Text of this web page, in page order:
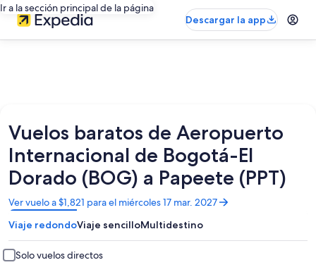
Ir a la sección principal de la página
Descargar la app
Vuelos baratos de Aeropuerto
Internacional de Bogotá-El
Dorado (BOG) a Papeete (PPT)
Ver vuelo a $1,821 para el miércoles 17 mar. 2027
Se
abrirá
en
una
nueva
ventana
Viaje redondoViaje sencilloMultidestino
Solo vuelos directos